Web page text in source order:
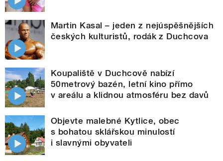
Martin Kasal – jeden z nejúspěšnějších
českých kulturistů, rodák z Duchcova
Koupaliště v Duchcově nabízí
50metrový bazén, letní kino přímo
v areálu a klidnou atmosféru bez davů
Objevte malebné Kytlice, obec
s bohatou sklářskou minulostí
i slavnými obyvateli